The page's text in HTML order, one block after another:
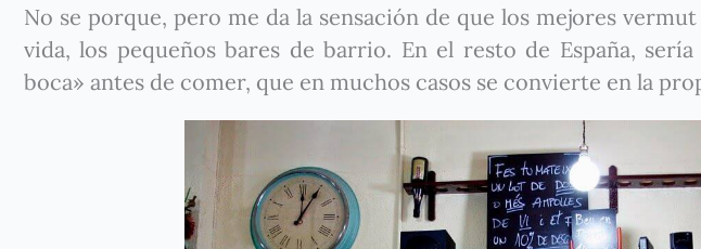
No se porque, pero me da la sensación de que los mejores
vida, los pequeños bares de barrio. En el resto de España,
boca» antes de comer, que en muchos casos se convierte en la